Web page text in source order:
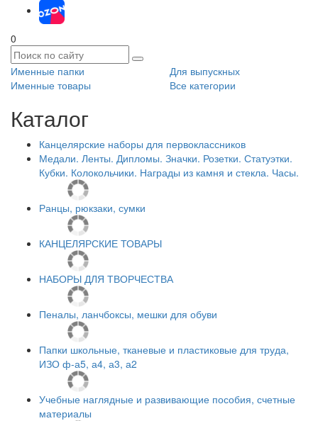
0
Именные папки
Для выпускных
Именные товары
Все категории
Каталог
Канцелярские наборы для первоклассников
Медали. Ленты. Дипломы. Значки. Розетки. Статуэтки.
Кубки. Колокольчики. Награды из камня и стекла. Часы.
Ранцы, рюкзаки, сумки
КАНЦЕЛЯРСКИЕ ТОВАРЫ
НАБОРЫ ДЛЯ ТВОРЧЕСТВА
Пеналы, ланчбоксы, мешки для обуви
Папки школьные, тканевые и пластиковые для труда,
ИЗО ф-а5, а4, а3, а2
Учебные наглядные и развивающие пособия, счетные
материалы